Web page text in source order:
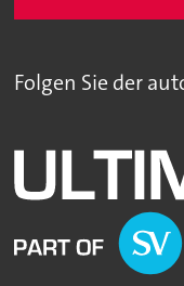
Folgen Sie der